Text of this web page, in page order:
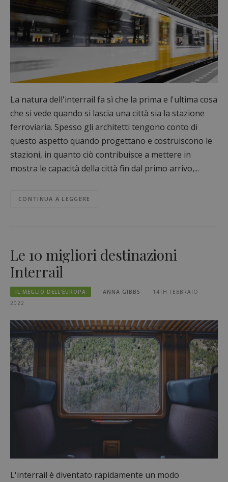
La natura dell'interrail fa sì che la prima e l'ultima cosa
che si vede quando si lascia una città sia la stazione
ferroviaria. Spesso gli architetti tengono conto di
questo aspetto quando progettano e costruiscono le
stazioni, in quanto ciò contribuisce a mettere in
mostra le capacità della città fin dal primo arrivo,...
CONTINUA A LEGGERE
Le 10 migliori destinazioni
Interrail
IL MEGLIO DELL'EUROPA ANNA GIBBS
14TH FEBBRAIO
2022
L'interrail è diventato rapidamente un modo